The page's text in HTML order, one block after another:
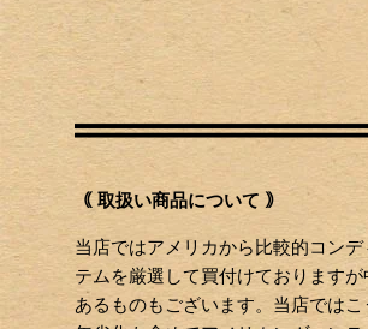
｟ 取扱い商品について ｠
当店ではアメリカから比較的コン
テムを厳選して買付けております
あるものもございます。当店では